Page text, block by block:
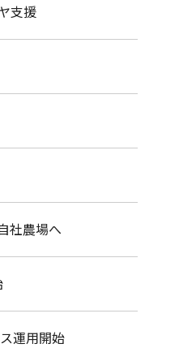
支援
社農場へ
運用開始